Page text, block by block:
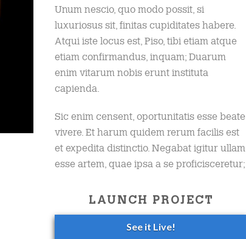
Unum nescio, quo modo possit, si
luxuriosus sit, finitas cupiditates habere.
Atqui iste locus est, Piso, tibi etiam atque
etiam confirmandus, inquam; Duarum
enim vitarum nobis erunt instituta
capienda.
Sic enim censent, oportunitatis esse beate
vivere. Et harum quidem rerum facilis est
et expedita distinctio. Negabat igitur ullam
esse artem, quae ipsa a se proficisceretur;
LAUNCH PROJECT
See it Live!